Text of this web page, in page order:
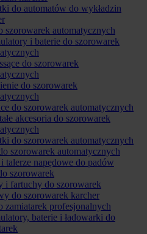
do automatów do wykładzin
szorowarek automatycznych
i baterie do szorowarek
do szorowarek
do szorowarek
do szorowarek automatycznych
akcesoria do szorowarek
do szorowarek automatycznych
szorowarek automatycznych
i talerze napędowe do padów
szorowarek
i fartuchy do szorowarek
do szorowarek karcher
zamiatarek profesjonalnych
baterie i ładowarki do